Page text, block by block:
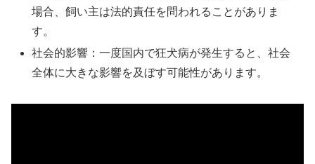
場合、飼い主は法的責任を問われることがありま
す。
社会的影響：​一度国内で狂犬病が発生すると、社会
全体に大きな影響を及ぼす可能性があります。​